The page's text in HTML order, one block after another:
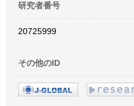
研究者番号
20725999
その他のID